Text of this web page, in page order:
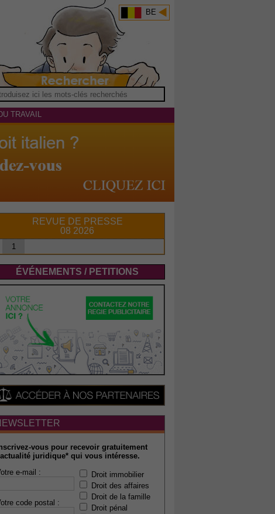
BE
TRAVAIL
REVUE DE PRESSE
08 2026
1
ÉVÉNEMENTS / PETITIONS
vous pour recevoir gratuitement
juridique* qui vous intéresse.
e-mail :
code postal :
Droit immobilier
Droit des affaires
Droit de la famille
Droit pénal